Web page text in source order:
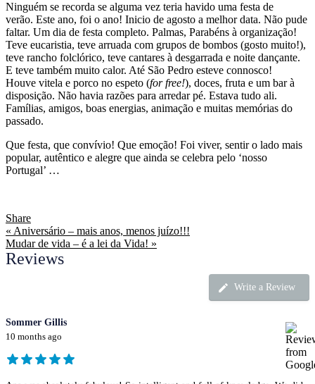
Ninguém se recorda se alguma vez teria havido uma festa de
verão. Este ano, foi o ano! Inicio de agosto a melhor data. Não pude
faltar. Um dia de festa completo. Palmas, Parabéns à organização!
Teve eucaristia, teve arruada com grupos de bombos (gosto muito!),
teve rancho folclórico, teve cantares à desgarrada e noite dançante.
E teve também muito calor. Até São Pedro esteve connosco!
Houve vitela e porco no espeto (for free!), doces, fruta e um bar à
disposição. Não havia razões para arredar pé. Estava tudo ali.
Famílias, amigos, boas energias, animação e muitas memórias do
passado.
Que festa, que convívio! Que emoção! Foi viver, sentir o lado mais
popular, autêntico e alegre que ainda se celebra pelo ‘nosso
Portugal’ …
Share
« Aniversário – mais anos, menos juízo!!!
Mudar de vida – é a lei da Vida! »
Reviews
Write a Review
Sommer Gillis
10 months ago